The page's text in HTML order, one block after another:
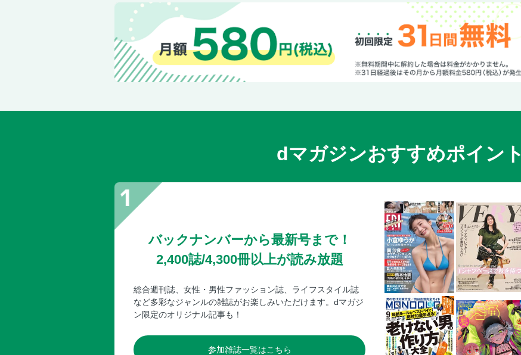
dマガジンおすすめポイント
バックナンバーから最新号まで！
2,400誌/4,300冊以上が読み放題
総合週刊誌、女性・男性ファッション誌、ライフスタイル誌
など多彩なジャンルの雑誌がお楽しみいただけます。dマガジ
ン限定のオリジナル記事も！
参加雑誌一覧はこちら